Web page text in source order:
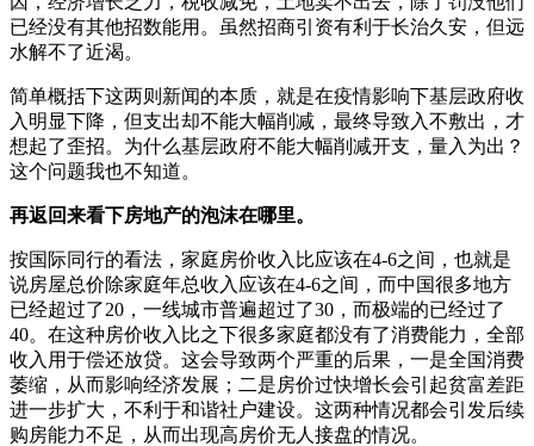
已经没有其他招数能用。虽然招商引资有利于长治久安，但远
水解不了近渴。
简单概括下这两则新闻的本质，就是在疫情影响下基层政府收
入明显下降，但支出却不能大幅削减，最终导致入不敷出，才
想起了歪招。为什么基层政府不能大幅削减开支，量入为出？
这个问题我也不知道。
再返回来看下房地产的泡沫在哪里。
按国际同行的看法，家庭房价收入比应该在4-6之间，也就是
说房屋总价除家庭年总收入应该在4-6之间，而中国很多地方
已经超过了20，一线城市普遍超过了30，而极端的已经过了
40。在这种房价收入比之下很多家庭都没有了消费能力，全部
收入用于偿还放贷。这会导致两个严重的后果，一是全国消费
萎缩，从而影响经济发展；二是房价过快增长会引起贫富差距
进一步扩大，不利于和谐社户建设。这两种情况都会引发后续
购房能力不足，从而出现高房价无人接盘的情况。